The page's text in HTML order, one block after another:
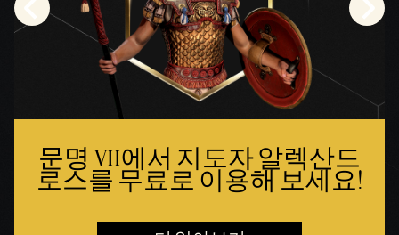
문명 VII에서 지도자 알렉산드
로스를 무료로 이용해 보세요!